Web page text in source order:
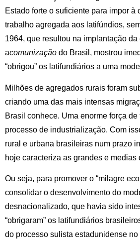
Estado forte o suficiente para impor
trabalho agregada aos latifúndios,
1964, que resultou na implantação
acomunização do Brasil, mostrou
“obrigou” os latifundiários a uma
Milhões de agregados rurais foram
criando uma das mais intensas
Brasil conhece. Uma enorme força
processo de industrialização. Com
rural e urbana brasileiras num prazo
hoje caracteriza as grandes e
Ou seja, para promover o “milagre
consolidar o desenvolvimento do
desnacionalizado, que havia sido
“obrigaram” os latifundiários
do processo sulista estadunidense